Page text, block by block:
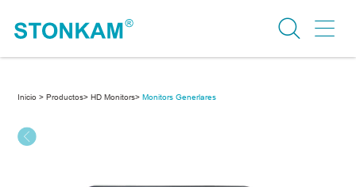
Inicio > Productos> HD Monitors> Monitors Generlares